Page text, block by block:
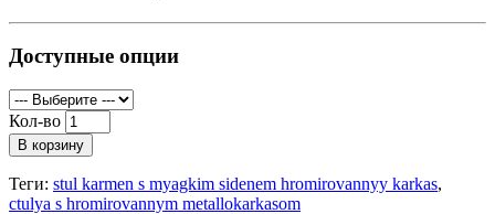
Доступные опции
Кол-во
В корзину
Теги: stul karmen s myagkim sidenem hromirovannyy karkas,
ctulya s hromirovannym metallokarkasom